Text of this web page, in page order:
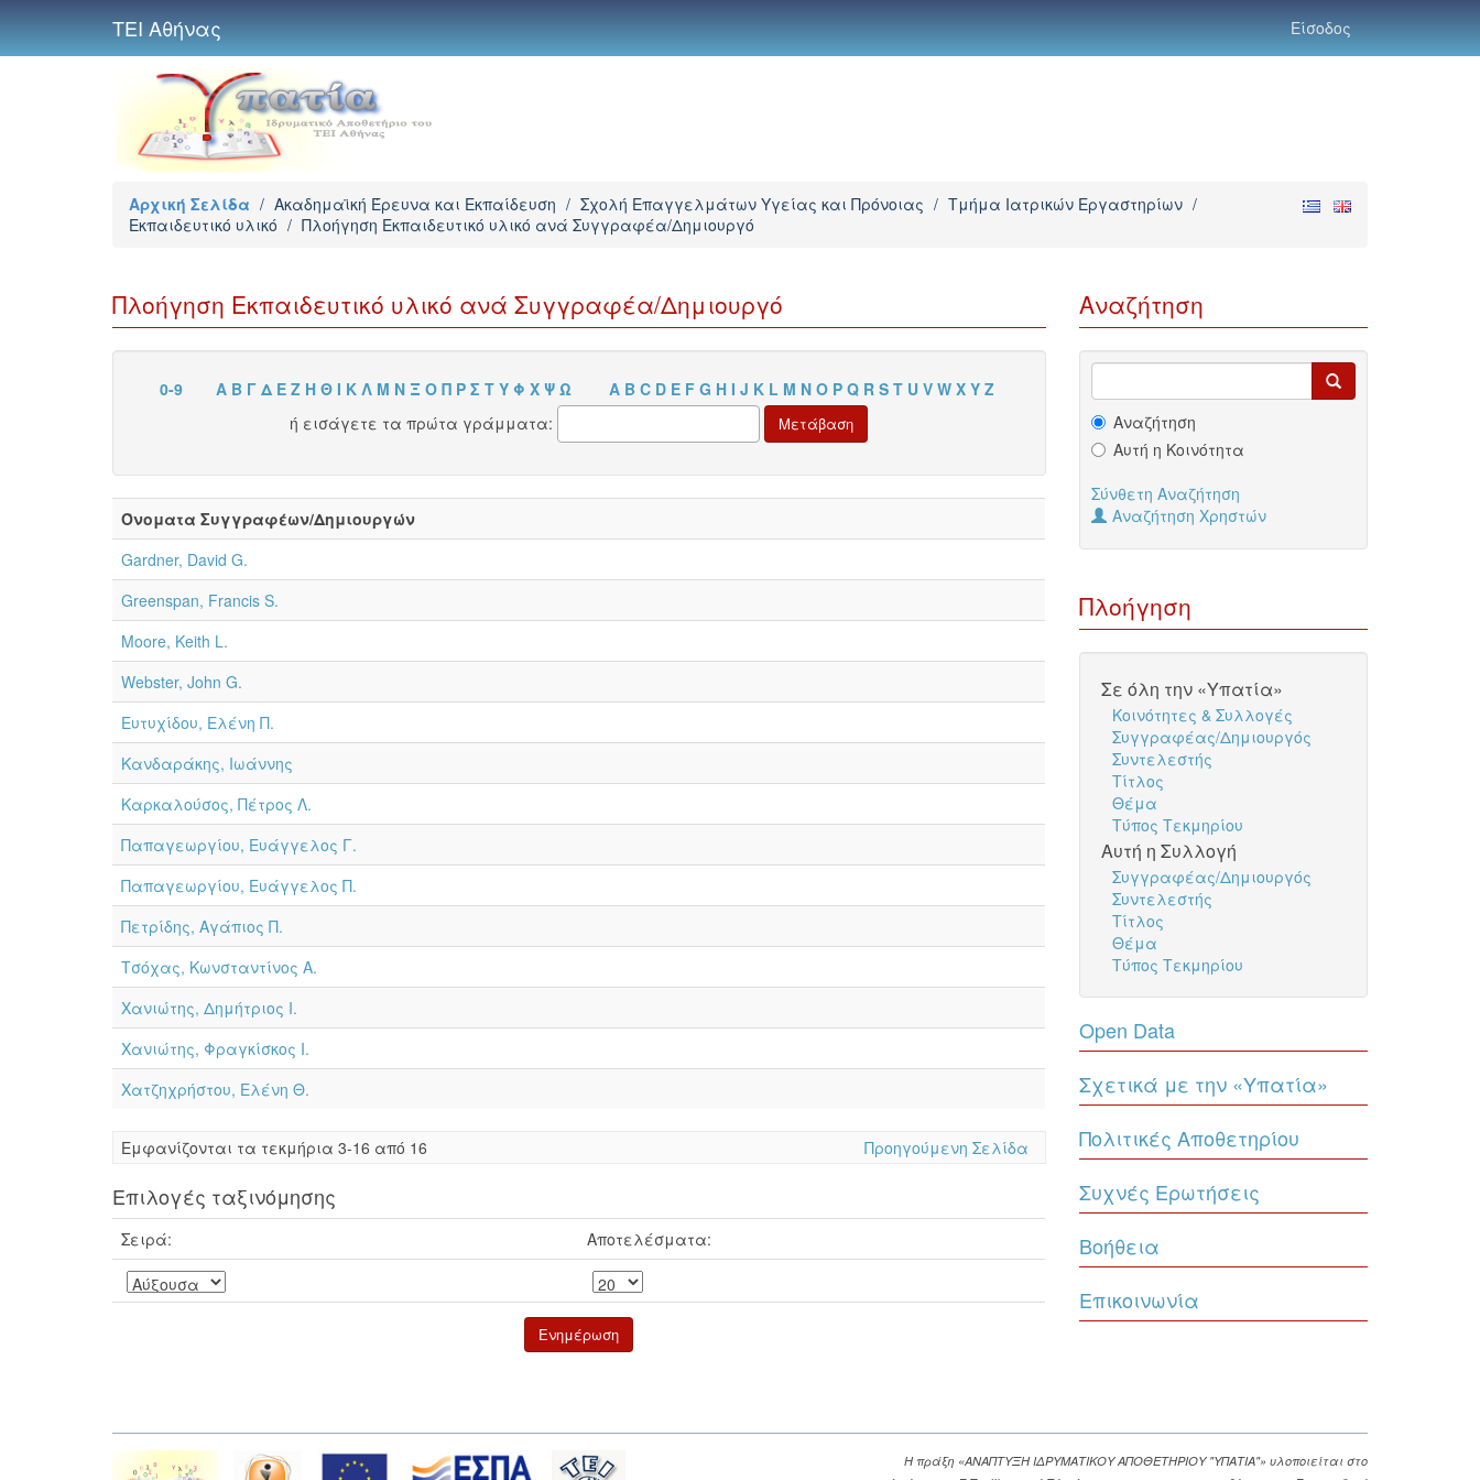
ΤΕΙ Αθήνας Είσοδος
Αρχική Σελίδα / Ακαδημαϊκή Έρευνα και Εκπαίδευση / Σχολή Επαγγελμάτων Υγείας και Πρόνοιας / Τμήμα Ιατρικών Εργαστηρίων /
Εκπαιδευτικό υλικό / Πλοήγηση Εκπαιδευτικό υλικό ανά Συγγραφέα/Δημιουργό
Πλοήγηση Εκπαιδευτικό υλικό ανά Συγγραφέα/Δημιουργό
0-9 Α Β Γ Δ Ε Ζ Η Θ Ι Κ Λ Μ Ν Ξ Ο Π Ρ Σ Τ Υ Φ Χ Ψ Ω A B C D E F G H I J K L M N O P Q R S T U V W X Y Z
ή εισάγετε τα πρώτα γράμματα:
Όνοματα Συγγραφέων/Δημιουργών
Gardner, David G.
Greenspan, Francis S.
Moore, Keith L.
Webster, John G.
Ευτυχίδου, Ελένη Π.
Κανδαράκης, Ιωάννης
Καρκαλούσος, Πέτρος Λ.
Παπαγεωργίου, Ευάγγελος Γ.
Παπαγεωργίου, Ευάγγελος Π.
Πετρίδης, Αγάπιος Π.
Τσόχας, Κωνσταντίνος Α.
Χανιώτης, Δημήτριος Ι.
Χανιώτης, Φραγκίσκος Ι.
Χατζηχρήστου, Ελένη Θ.
Eμφανίζονται τα τεκμήρια 3-16 από 16 Προηγούμενη Σελίδα
Επιλογές ταξινόμησης
Σειρά: Αποτελέσματα:
Αναζήτηση
Αναζήτηση
Αυτή η Κοινότητα
Σύνθετη Αναζήτηση
Αναζήτηση Χρηστών
Πλοήγηση
Σε όλη την «Υπατία»
Κοινότητες & Συλλογές
Συγγραφέας/Δημιουργός
Συντελεστής
Τίτλος
Θέμα
Τύπος Τεκμηρίου
Αυτή η Συλλογή
Συγγραφέας/Δημιουργός
Συντελεστής
Τίτλος
Θέμα
Τύπος Τεκμηρίου
Open Data
Σχετικά με την «Υπατία»
Πολιτικές Αποθετηρίου
Συχνές Ερωτήσεις
Βοήθεια
Επικοινωνία
Η πράξη «ΑΝΑΠΤΥΞΗ ΙΔΡΥΜΑΤΙΚΟΥ ΑΠΟΘΕΤΗΡΙΟΥ "ΥΠΑΤΙΑ"» υλοποιείται στο